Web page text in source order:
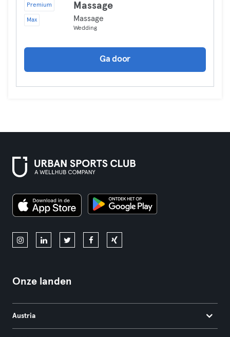
Premium
Max
Massage
Massage
Wedding
Ga door
Onze landen
Austria